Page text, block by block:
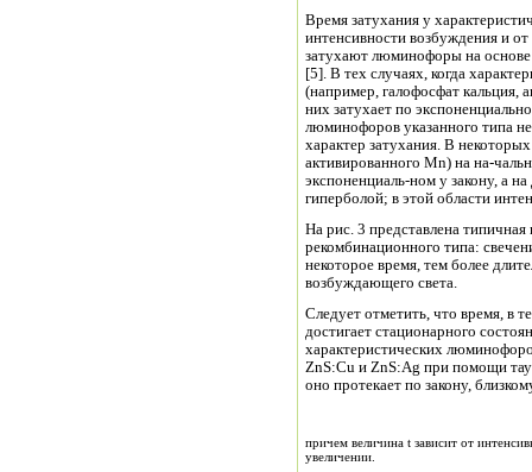
Время затухания у
интенсивности возбуждения и
затухают люминофоры на основе
[5]. В тех случаях, когда
(например, галофосфат кальция,
них затухает по
люминофоров указанного типа
характер затухания. В
активированного Mn) на на-
экспоненциаль-ном у закону, а
гиперболой; в этой области
На рис. 3 представлена
рекомбинационного типа:
некоторое время, тем более
возбуждающего света.
Следует отметить, что время, в
достигает стационарного
характеристических
ZnS:Сu и ZnS:Ag при помощи
оно протекает по закону,
причем величина t зависит от
увеличении.